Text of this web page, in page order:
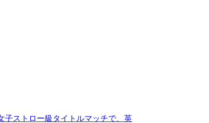
子ストロー級タイトルマッチで、英